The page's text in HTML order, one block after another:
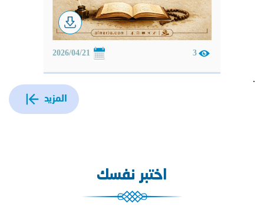
3
2026/04/21
.
المزيد
اختبر نفسك